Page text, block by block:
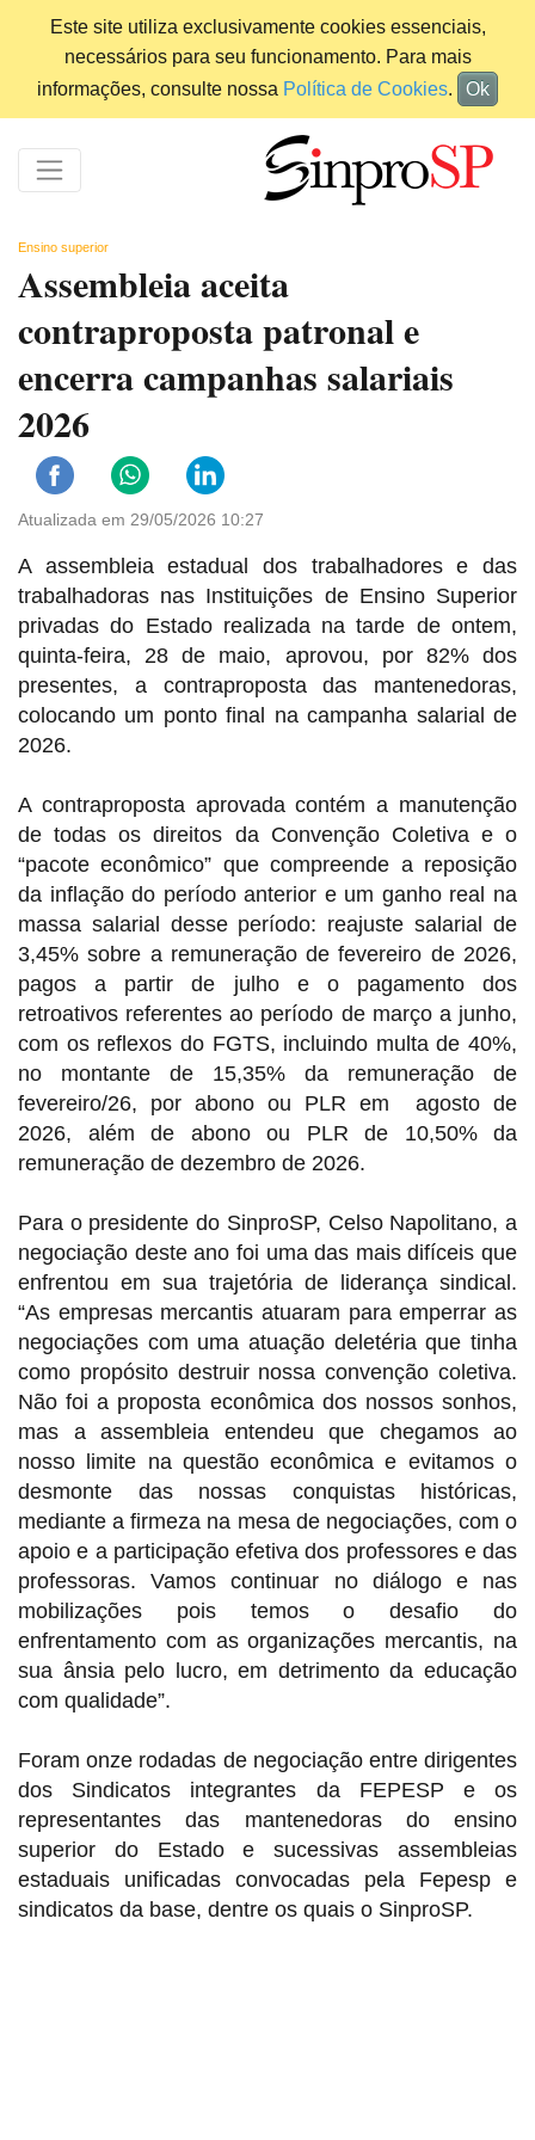
Este site utiliza exclusivamente cookies essenciais,
necessários para seu funcionamento. Para mais
informações, consulte nossa Política de Cookies. Ok
Ensino superior
Assembleia aceita
contraproposta patronal e
encerra campanhas salariais
2026
Atualizada em 29/05/2026 10:27
A assembleia estadual dos trabalhadores e das
trabalhadoras nas Instituições de Ensino Superior
privadas do Estado realizada na tarde de ontem,
quinta-feira, 28 de maio, aprovou, por 82% dos
presentes, a contraproposta das mantenedoras,
colocando um ponto final na campanha salarial de
2026.
A contraproposta aprovada contém a manutenção
de todas os direitos da Convenção Coletiva e o
“pacote econômico” que compreende a reposição
da inflação do período anterior e um ganho real na
massa salarial desse período: reajuste salarial de
3,45% sobre a remuneração de fevereiro de 2026,
pagos a partir de julho e o pagamento dos
retroativos referentes ao período de março a junho,
com os reflexos do FGTS, incluindo multa de 40%,
no montante de 15,35% da remuneração de
fevereiro/26, por abono ou PLR em agosto de
2026, além de abono ou PLR de 10,50% da
remuneração de dezembro de 2026.
Para o presidente do SinproSP, Celso Napolitano, a
negociação deste ano foi uma das mais difíceis que
enfrentou em sua trajetória de liderança sindical.
“As empresas mercantis atuaram para emperrar as
negociações com uma atuação deletéria que tinha
como propósito destruir nossa convenção coletiva.
Não foi a proposta econômica dos nossos sonhos,
mas a assembleia entendeu que chegamos ao
nosso limite na questão econômica e evitamos o
desmonte das nossas conquistas históricas,
mediante a firmeza na mesa de negociações, com o
apoio e a participação efetiva dos professores e das
professoras. Vamos continuar no diálogo e nas
mobilizações pois temos o desafio do
enfrentamento com as organizações mercantis, na
sua ânsia pelo lucro, em detrimento da educação
com qualidade”.
Foram onze rodadas de negociação entre dirigentes
dos Sindicatos integrantes da FEPESP e os
representantes das mantenedoras do ensino
superior do Estado e sucessivas assembleias
estaduais unificadas convocadas pela Fepesp e
sindicatos da base, dentre os quais o SinproSP.